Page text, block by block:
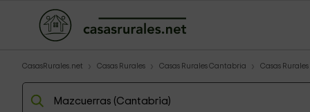
CasasRurales.net Casas Rurales Casas Rurales Cantabria Casas